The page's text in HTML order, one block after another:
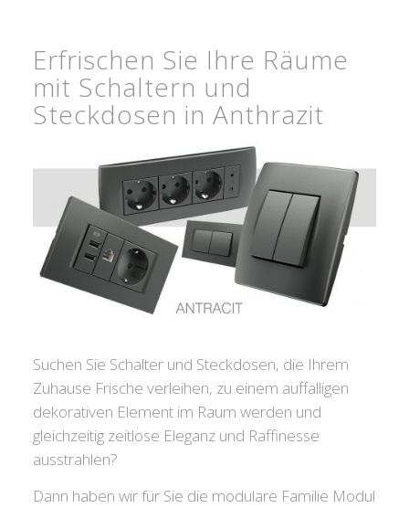
Erfrischen Sie Ihre Räume
mit Schaltern und
Steckdosen in Anthrazit
Suchen Sie Schalter und Steckdosen, die Ihrem
Zuhause Frische verleihen, zu einem auffälligen
dekorativen Element im Raum werden und
gleichzeitig zeitlose Eleganz und Raffinesse
ausstrahlen?
Dann haben wir für Sie die modulare Familie Modul